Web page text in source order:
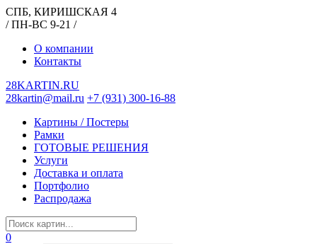
СПБ, КИРИШСКАЯ 4
/ ПН-ВС 9-21 /
О компании
Контакты
28KARTIN.RU
28kartin@mail.ru +7 (931) 300-16-88
Картины / Постеры
Рамки
ГОТОВЫЕ РЕШЕНИЯ
Услуги
Доставка и оплата
Портфолио
Распродажа
0